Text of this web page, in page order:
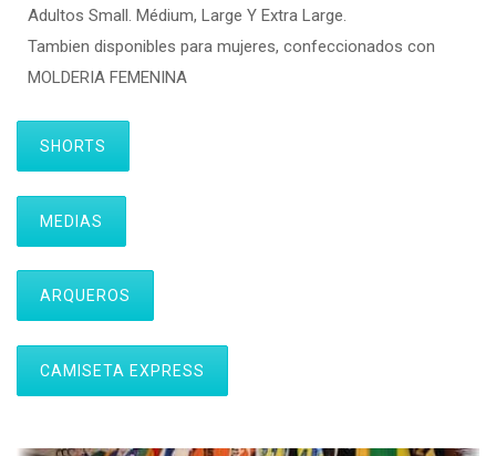
Adultos Small. Médium, Large Y Extra Large.
Tambien disponibles para mujeres, confeccionados con
MOLDERIA FEMENINA
SHORTS
MEDIAS
ARQUEROS
CAMISETA EXPRESS